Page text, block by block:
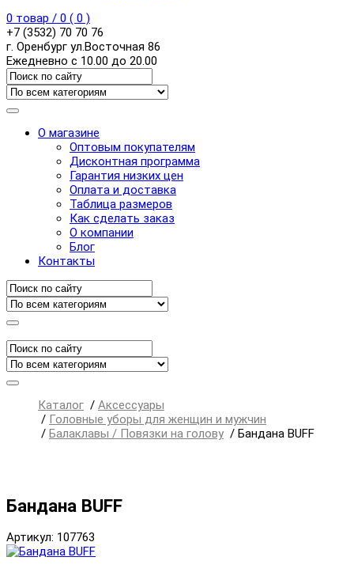
0 товар / 0 ( 0 )
+7 (3532) 70 70 76
г. Оренбург ул.Восточная 86
Ежедневно с 10.00 до 20.00
О магазине
Оптовым покупателям
Дисконтная программа
Гарантия низких цен
Оплата и доставка
Таблица размеров
Как сделать заказ
О компании
Блог
Контакты
Каталог / Аксессуары
/ Головные уборы для женщин и мужчин
/ Балаклавы / Повязки на голову / Бандана BUFF
Бандана BUFF
Артикул: 107763